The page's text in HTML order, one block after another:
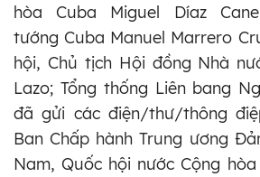
hòa Cuba Miguel Díaz
tướng Cuba Manuel Marrero
hội, Chủ tịch Hội đồng Nhà
Lazo; Tổng thống Liên bang
đã gửi các điện/thư/thông
Ban Chấp hành Trung ương
Nam, Quốc hội nước Cộng